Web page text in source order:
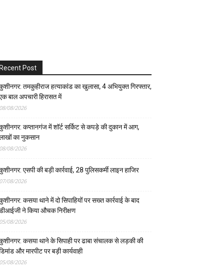
Recent Post
तमकुहीराज हत्याकांड का खुलासा, 4 अभियुक्त गिरफ्तार,
बाल अपचारी हिरासत में
08/08/2026
कप्तानगंज में शॉर्ट सर्किट से कपड़े की दुकान में आग,
का नुकसान
08/08/2026
एसपी की बड़ी कार्रवाई, 28 पुलिसकर्मी लाइन हाजिर
07/08/2026
कसया थाने में दो सिपाहियों पर सख्त कार्रवाई के बाद
ने किया औचक निरीक्षण
05/08/2026
कसया थाने के सिपाही पर ढाबा संचालक से लड़की की
और मारपीट पर बड़ी कार्यवाही
05/08/2026